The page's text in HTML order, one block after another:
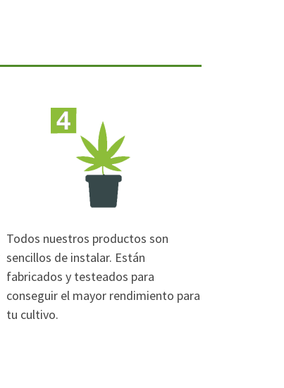
Todos nuestros productos son
sencillos de instalar. Están
fabricados y testeados para
conseguir el mayor rendimiento para
tu cultivo.